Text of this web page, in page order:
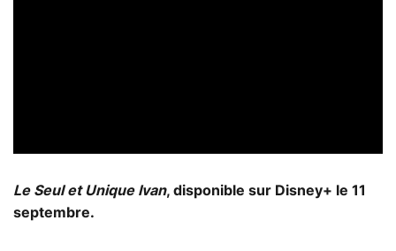
Le Seul et Unique Ivan, disponible sur Disney+ le 11
septembre.